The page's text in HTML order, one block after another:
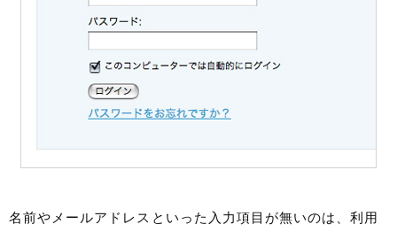
名前やメールアドレスといった入力項目が無いのは、利用